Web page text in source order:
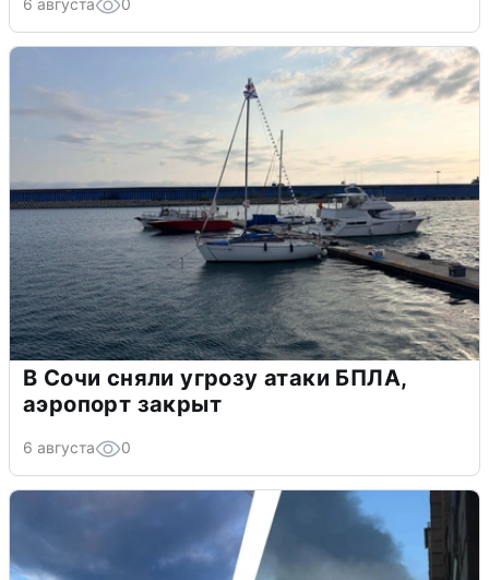
6 августа 0
В Сочи сняли угрозу атаки БПЛА,
аэропорт закрыт
6 августа 0